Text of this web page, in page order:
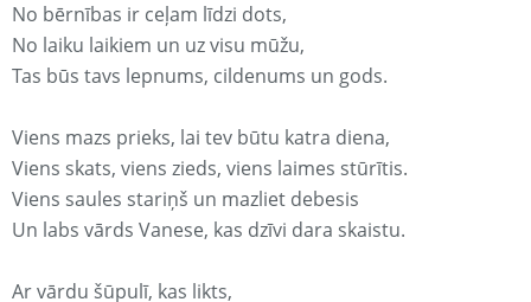
No bērnības ir ceļam līdzi dots,
No laiku laikiem un uz visu mūžu,
Tas būs tavs lepnums, cildenums un gods.
Viens mazs prieks, lai tev būtu katra diena,
Viens skats, viens zieds, viens laimes stūrītis.
Viens saules stariņš un mazliet debesis
Un labs vārds Vanese, kas dzīvi dara skaistu.
Ar vārdu šūpulī, kas likts,